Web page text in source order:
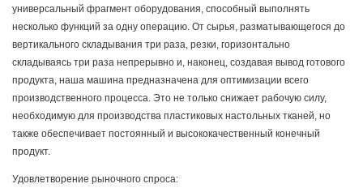
универсальный фрагмент оборудования, способный выполнять
несколько функций за одну операцию. От сырья, разматывающегося до
вертикального складывания три раза, резки, горизонтально
складываясь три раза непрерывно и, наконец, создавая вывод готового
продукта, наша машина предназначена для оптимизации всего
производственного процесса. Это не только снижает рабочую силу,
необходимую для производства пластиковых настольных тканей, но
также обеспечивает постоянный и высококачественный конечный
продукт.
Удовлетворение рыночного спроса: